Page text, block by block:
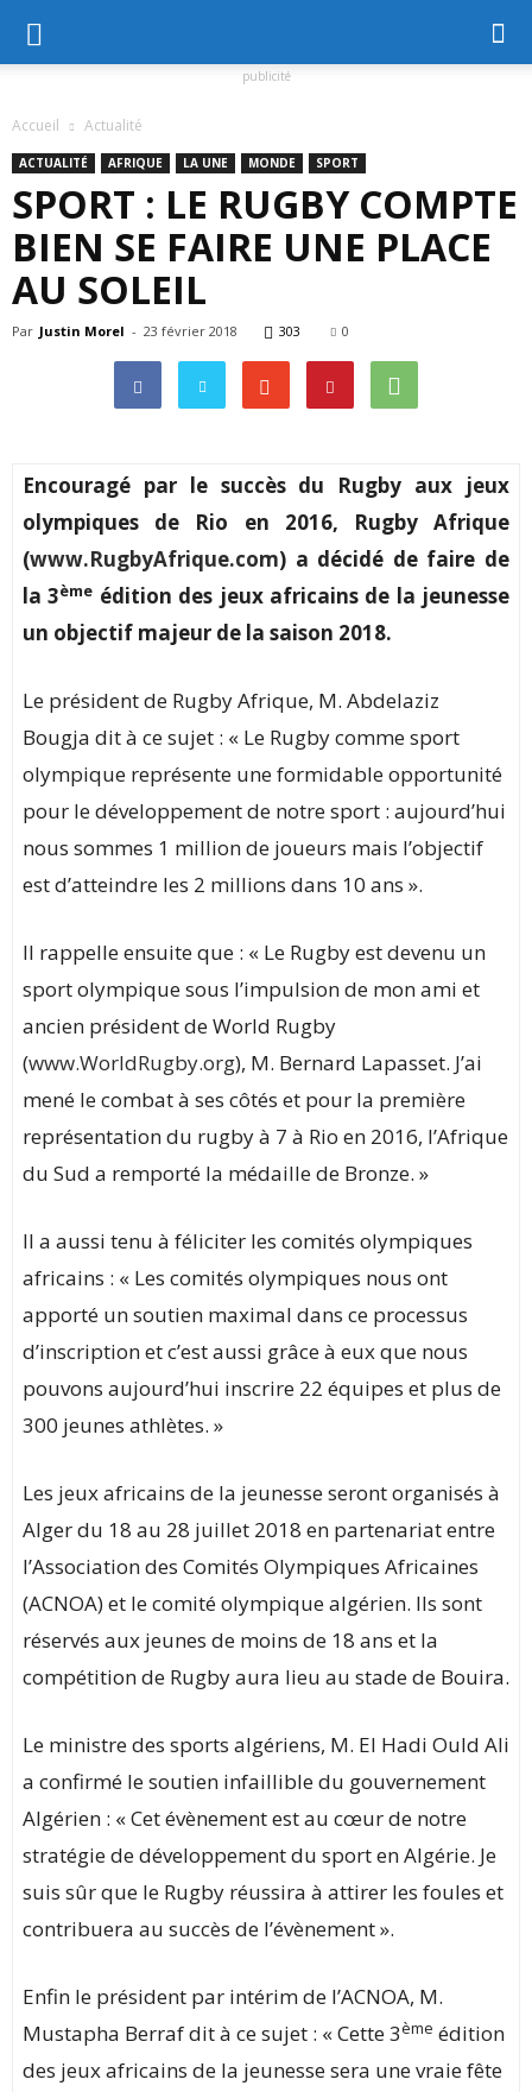
publicité
Accueil Actualité
ACTUALITÉ AFRIQUE LA UNE MONDE SPORT
SPORT : LE RUGBY COMPTE
BIEN SE FAIRE UNE PLACE
AU SOLEIL
Par Justin Morel - 23 février 2018 303 0
Encouragé par le succès du Rugby aux jeux
olympiques de Rio en 2016, Rugby Afrique
(www.RugbyAfrique.com) a décidé de faire de
la 3ème édition des jeux africains de la jeunesse
un objectif majeur de la saison 2018.
Le président de Rugby Afrique, M. Abdelaziz
Bougja dit à ce sujet : « Le Rugby comme sport
olympique représente une formidable opportunité
pour le développement de notre sport : aujourd’hui
nous sommes 1 million de joueurs mais l’objectif
est d’atteindre les 2 millions dans 10 ans ».
Il rappelle ensuite que : « Le Rugby est devenu un
sport olympique sous l’impulsion de mon ami et
ancien président de World Rugby
(www.WorldRugby.org), M. Bernard Lapasset. J’ai
mené le combat à ses côtés et pour la première
représentation du rugby à 7 à Rio en 2016, l’Afrique
du Sud a remporté la médaille de Bronze. »
Il a aussi tenu à féliciter les comités olympiques
africains : « Les comités olympiques nous ont
apporté un soutien maximal dans ce processus
d’inscription et c’est aussi grâce à eux que nous
pouvons aujourd’hui inscrire 22 équipes et plus de
300 jeunes athlètes. »
Les jeux africains de la jeunesse seront organisés à
Alger du 18 au 28 juillet 2018 en partenariat entre
l’Association des Comités Olympiques Africaines
(ACNOA) et le comité olympique algérien. Ils sont
réservés aux jeunes de moins de 18 ans et la
compétition de Rugby aura lieu au stade de Bouira.
Le ministre des sports algériens, M. El Hadi Ould Ali
a confirmé le soutien infaillible du gouvernement
Algérien : « Cet évènement est au cœur de notre
stratégie de développement du sport en Algérie. Je
suis sûr que le Rugby réussira à attirer les foules et
contribuera au succès de l’évènement ».
Enfin le président par intérim de l’ACNOA, M.
Mustapha Berraf dit à ce sujet : « Cette 3ème édition
des jeux africains de la jeunesse sera une vraie fête